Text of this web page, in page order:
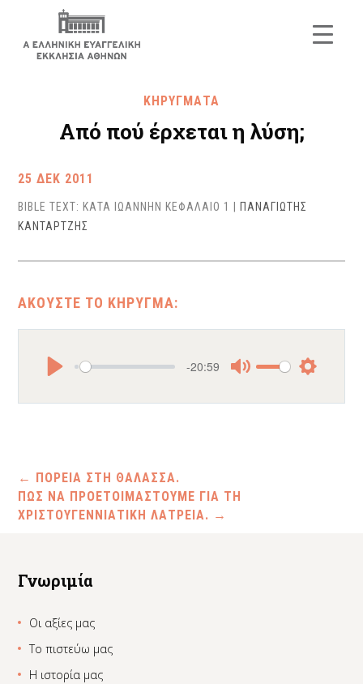
ΚΗΡΥΓΜΑΤΑ
Από πού έρχεται η λύση;
25 ΔΕΚ 2011
BIBLE TEXT: ΚΑΤΑ ΙΩΑΝΝΗΝ ΚΕΦΑΛΑΙΟ 1
ΠΑΝΑΓΙΩΤΗΣ
ΚΑΝΤΑΡΤΖΗΣ
-20:59
← ΠΟΡΕΙΑ ΣΤΗ ΘΑΛΑΣΣΑ.
ΠΩΣ ΝΑ ΠΡΟΕΤΟΙΜΑΣΤΟΥΜΕ ΓΙΑ ΤΗ
ΧΡΙΣΤΟΥΓΕΝΝΙΑΤΙΚΗ ΛΑΤΡΕΙΑ. →
Γνωριμία
Οι αξίες μας
Το πιστεύω μας
Η ιστορία μας